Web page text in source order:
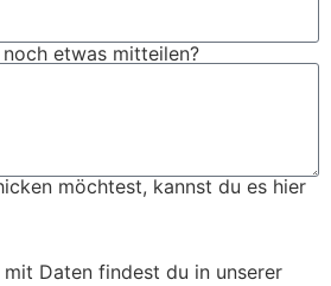
etwas mitteilen?
möchtest, kannst du es hier
Daten findest du in unserer